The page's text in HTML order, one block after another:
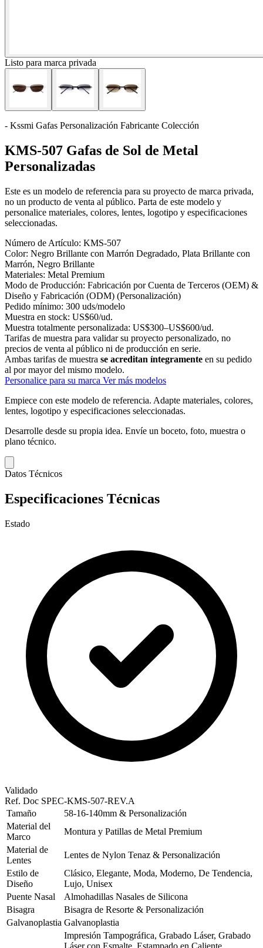
Listo para marca privada
- Kssmi Gafas Personalización Fabricante Colección
KMS-507 Gafas de Sol de Metal
Personalizadas
Este es un modelo de referencia para su proyecto de marca privada,
no un producto de venta al público. Parta de este modelo y
personalice materiales, colores, lentes, logotipo y especificaciones
seleccionadas.
Número de Artículo: KMS-507
Color: Negro Brillante con Marrón Degradado, Plata Brillante con
Marrón, Negro Brillante
Materiales: Metal Premium
Modo de Producción: Fabricación por Cuenta de Terceros (OEM) &
Diseño y Fabricación (ODM) (Personalización)
Pedido mínimo: 300 uds/modelo
Muestra en stock: US$60/ud.
Muestra totalmente personalizada: US$300–US$600/ud.
Tarifas de muestra para validar su proyecto personalizado, no
precios de venta al público ni de producción en serie.
Ambas tarifas de muestra se acreditan íntegramente en su pedido
al por mayor del mismo modelo.
Personalice para su marca Ver más modelos
Empiece con este modelo de referencia. Adapte materiales, colores,
lentes, logotipo y especificaciones seleccionadas.
Desarrolle desde su propia idea. Envíe un boceto, foto, muestra o
plano técnico.
Datos Técnicos
Especificaciones Técnicas
Estado
Validado
Ref. Doc SPEC-KMS-507-REV.A
Tamaño
58-16-140mm & Personalización
Material del
Marco
Montura y Patillas de Metal Premium
Material de
Lentes
Lentes de Nylon Tenaz & Personalización
Estilo de
Diseño
Clásico, Elegante, Moda, Moderno, De Tendencia,
Lujo, Unisex
Puente Nasal
Almohadillas Nasales de Silicona
Bisagra
Bisagra de Resorte & Personalización
Galvanoplastia Galvanoplastia
Impresión Tampográfica, Grabado Láser, Grabado
Láser con Esmalte, Estampado en Caliente,